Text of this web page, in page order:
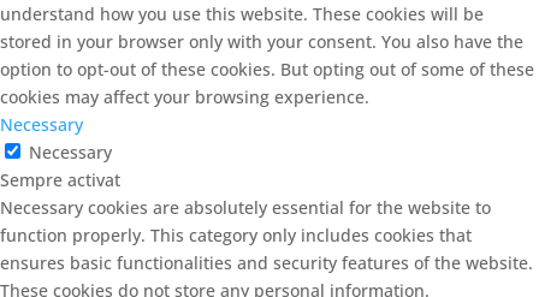
understand how you use this website. These cookies will be
stored in your browser only with your consent. You also have the
option to opt-out of these cookies. But opting out of some of these
cookies may affect your browsing experience.
Necessary
Necessary
Sempre activat
Necessary cookies are absolutely essential for the website to
function properly. This category only includes cookies that
ensures basic functionalities and security features of the website.
These cookies do not store any personal information.